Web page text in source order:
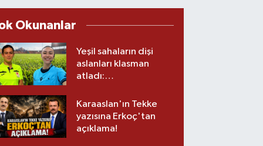
Okunanlar
Yeşil sahaların dişi
aslanları klasman
atladı:
üst lige iki transfer!
Karaaslan'ın Tekke
yazısına Erkoç'tan
açıklama!